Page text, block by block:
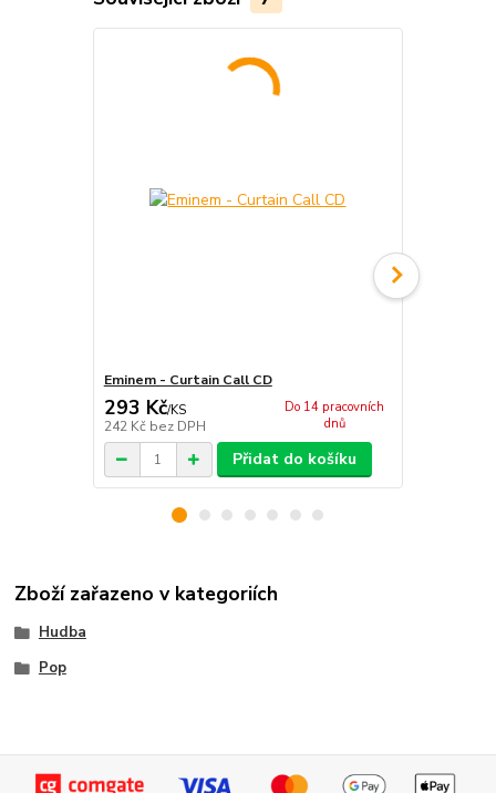
Eminem - Curtain Call CD
293 Kč/KS
242 Kč bez DPH
Do 14 pracovních
dnů
Přidat do košíku
Zboží zařazeno v kategoriích
Hudba
Pop